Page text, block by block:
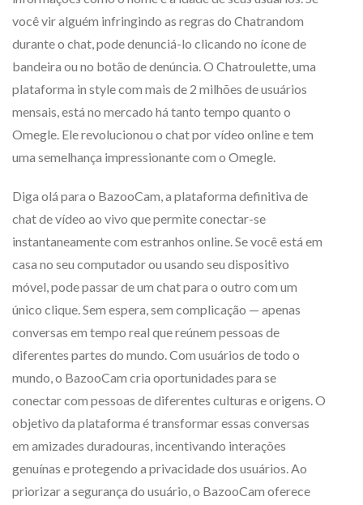
você vir alguém infringindo as regras do Chatrandom
durante o chat, pode denunciá-lo clicando no ícone de
bandeira ou no botão de denúncia. O Chatroulette, uma
plataforma in style com mais de 2 milhões de usuários
mensais, está no mercado há tanto tempo quanto o
Omegle. Ele revolucionou o chat por vídeo online e tem
uma semelhança impressionante com o Omegle.
Diga olá para o BazooCam, a plataforma definitiva de
chat de vídeo ao vivo que permite conectar-se
instantaneamente com estranhos online. Se você está em
casa no seu computador ou usando seu dispositivo
móvel, pode passar de um chat para o outro com um
único clique. Sem espera, sem complicação — apenas
conversas em tempo real que reúnem pessoas de
diferentes partes do mundo. Com usuários de todo o
mundo, o BazooCam cria oportunidades para se
conectar com pessoas de diferentes culturas e origens. O
objetivo da plataforma é transformar essas conversas
em amizades duradouras, incentivando interações
genuínas e protegendo a privacidade dos usuários. Ao
priorizar a segurança do usuário, o BazooCam oferece